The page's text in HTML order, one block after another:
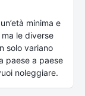
minima e
ma le diverse
solo variano
paese a paese
noleggiare.